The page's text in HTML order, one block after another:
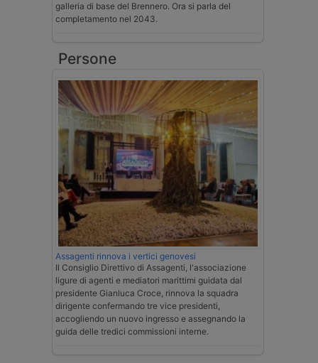
galleria di base del Brennero. Ora si parla del
completamento nel 2043.
Persone
Assagenti rinnova i vertici genovesi
Il Consiglio Direttivo di Assagenti, l'associazione
ligure di agenti e mediatori marittimi guidata dal
presidente Gianluca Croce, rinnova la squadra
dirigente confermando tre vice presidenti,
accogliendo un nuovo ingresso e assegnando la
guida delle tredici commissioni interne.